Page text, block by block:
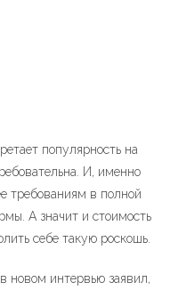
популярность на
И, именно
требованиям в полной
А значит и стоимость
себе такую роскошь.
новом интервью заявил,